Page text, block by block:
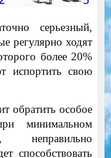
серьезный,
регулярно ходят
более 20%
испортить свою
обратить особое
минимальном
неправильно
способствовать